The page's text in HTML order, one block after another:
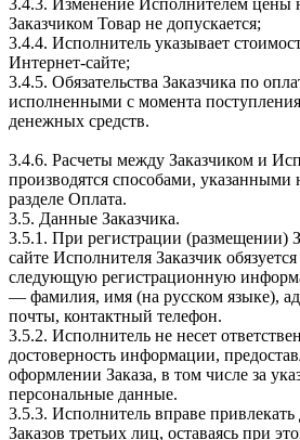
3.4.3. Изменение Исполнителем цены
Заказчиком Товар не допускается;
3.4.4. Исполнитель указывает
Интернет-сайте;
3.4.5. Обязательства Заказчика по
исполненными с момента
денежных средств.
3.4.6. Расчеты между Заказчиком и
производятся способами, указанными
разделе Оплата.
3.5. Данные Заказчика.
3.5.1. При регистрации (размещении)
сайте Исполнителя Заказчик
следующую регистрационную
— фамилия, имя (на русском языке),
почты, контактный телефон.
3.5.2. Исполнитель не несет
достоверность информации,
оформлении Заказа, в том числе за
персональные данные.
3.5.3. Исполнитель вправе
Заказов третьих лиц, оставаясь при